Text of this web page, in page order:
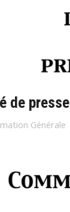
de presse
Générale